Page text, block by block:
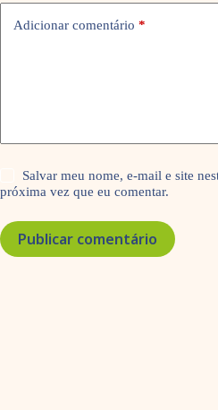
Adicionar comentário *
Salvar meu nome, e-mail e site
próxima vez que eu comentar.
Publicar comentário